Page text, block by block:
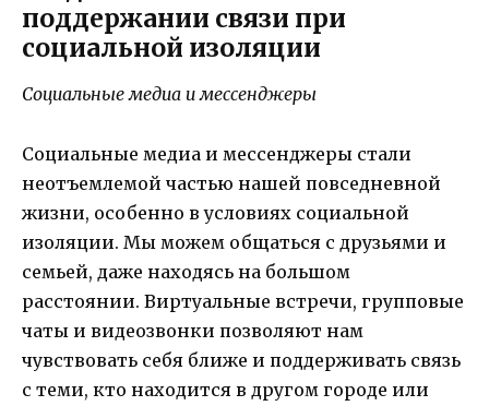
поддержании связи при
социальной изоляции
Социальные медиа и мессенджеры
Социальные медиа и мессенджеры стали
неотъемлемой частью нашей повседневной
жизни, особенно в условиях социальной
изоляции. Мы можем общаться с друзьями и
семьей, даже находясь на большом
расстоянии. Виртуальные встречи, групповые
чаты и видеозвонки позволяют нам
чувствовать себя ближе и поддерживать связь
с теми, кто находится в другом городе или